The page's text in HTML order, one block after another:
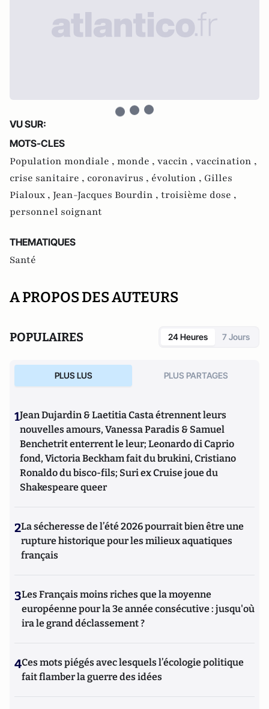
VU SUR:
MOTS-CLES
Population mondiale , monde , vaccin , vaccination ,
crise sanitaire , coronavirus , évolution , Gilles
Pialoux , Jean-Jacques Bourdin , troisième dose ,
personnel soignant
THEMATIQUES
Santé
A PROPOS DES AUTEURS
POPULAIRES 24 Heures 7 Jours
PLUS LUS PLUS PARTAGES
1Jean Dujardin & Laetitia Casta étrennent leurs
nouvelles amours, Vanessa Paradis & Samuel
Benchetrit enterrent le leur; Leonardo di Caprio
fond, Victoria Beckham fait du brukini, Cristiano
Ronaldo du bisco-fils; Suri ex Cruise joue du
Shakespeare queer
2La sécheresse de l’été 2026 pourrait bien être une
rupture historique pour les milieux aquatiques
français
3Les Français moins riches que la moyenne
européenne pour la 3e année consécutive : jusqu'où
ira le grand déclassement ?
4Ces mots piégés avec lesquels l’écologie politique
fait flamber la guerre des idées